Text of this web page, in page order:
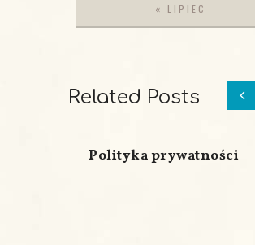
« LIPIEC
Related Posts
Polityka prywatności